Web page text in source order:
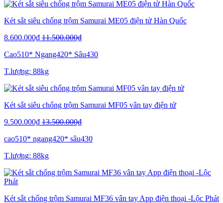
Két sắt siêu chống trộm Samurai ME05 điện tử Hàn Quốc
8.600.000₫ 11.500.000₫
Cao510* Ngang420* Sâu430
T.lượng: 88kg
Két sắt siêu chống trộm Samurai MF05 vân tay điện tử
9.500.000₫ 13.500.000₫
cao510* ngang420* sâu430
T.lượng: 88kg
Két sắt chống trộm Samurai MF36 vân tay App điện thoại -Lộc Phát